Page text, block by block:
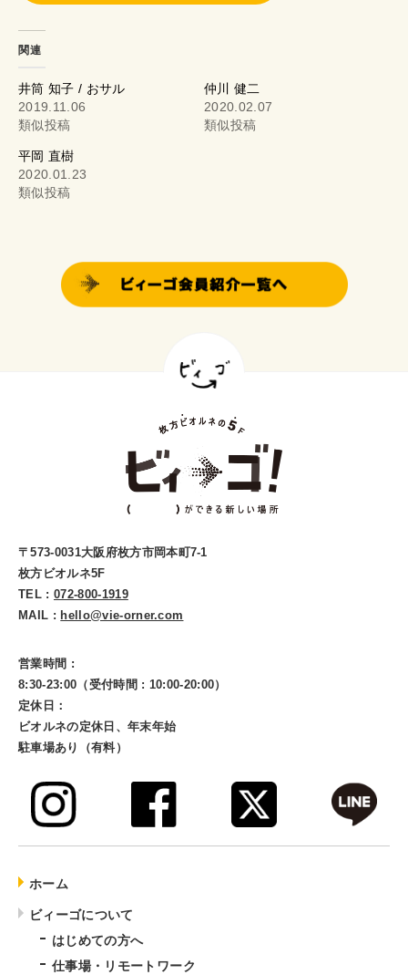
関連
井筒 知子 / おサル
2019.11.06
類似投稿
仲川 健二
2020.02.07
類似投稿
平岡 直樹
2020.01.23
類似投稿
〒573-0031大阪府枚方市岡本町7-1
枚方ビオルネ5F
TEL : 072-800-1919
MAIL : hello@vie-orner.com
営業時間 :
8:30-23:00（受付時間 : 10:00-20:00）
定休日：
ビオルネの定休日、年末年始
駐車場あり（有料）
ホーム
ビィーゴについて
はじめての方へ
仕事場・リモートワーク